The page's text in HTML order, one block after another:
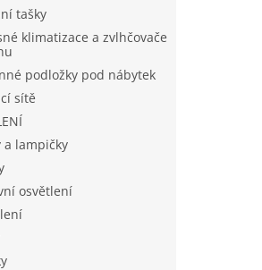
tašky
klimatizace a zvlhčovače
podložky pod nábytek
sítě
a lampičky
osvětlení